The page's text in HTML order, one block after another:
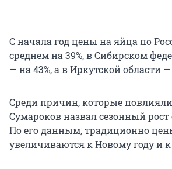
С начала год цены на яйца по
среднем на 39%, в Сибирском
— на 43%, а в Иркутской области —
Среди причин, которые повлияли
Сумароков назвал сезонный рост
По его данным, традиционно
увеличиваются к Новому году и к